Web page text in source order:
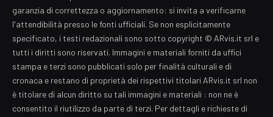
garanzia di correttezza o aggiornamento: si invita a verificarne
l'attendibilità presso le fonti ufficiali. Se non esplicitamente
specificato, i testi redazionali sono sotto copyright © ARvis.it srl e
tutti i diritti sono riservati. Immagini e materiali forniti da uffici
stampa e terzi sono pubblicati solo per finalità culturali e di
cronaca e restano di proprietà dei rispettivi titolari ARvis.it srl non
è titolare di alcun diritto su tali immagini e materiali : non ne è
consentito il riutilizzo da parte di terzi. Per dettagli e richieste di